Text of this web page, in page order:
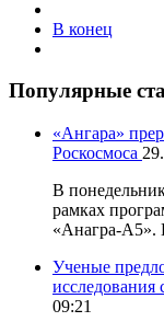
В конец
Популярные
«Ангара»
Роскосмоса
В
рамках
«Анагра-А5».
Ученые
09:21